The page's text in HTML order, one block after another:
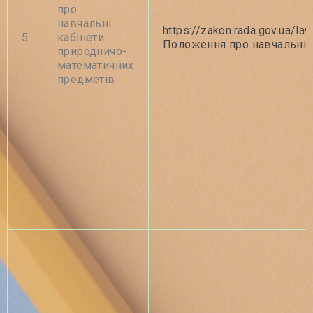
5
про
навчальні
кабінети
природничо-
математичних
предметів
https://zakon.rada.gov.ua/
Положення про навчальні